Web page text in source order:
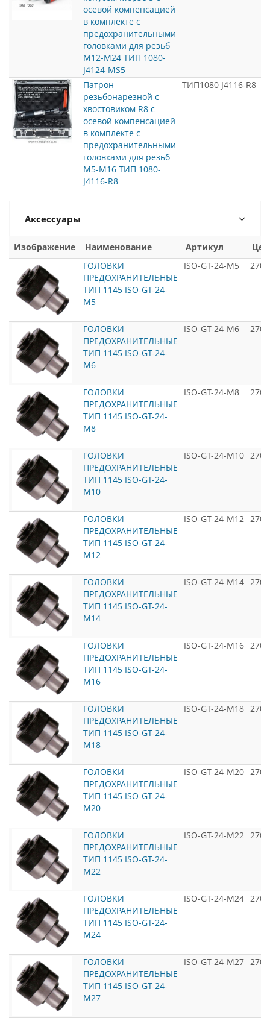
осевой компенсацией
в комплекте с
предохранительными
головками для резьб
М12-М24 ТИП 1080-
J4124-MS5
Патрон
резьбонарезной с
хвостовиком R8 с
осевой компенсацией
в комплекте с
предохранительными
головками для резьб
М5-М16 ТИП 1080-
J4116-R8
ТИП1080 J4116-R8
Аксессуары
Изображение Наименование Артикул
ГОЛОВКИ
ПРЕДОХРАНИТЕЛЬНЫЕ
ТИП 1145 ISO-GT-24-
M5
ISO-GT-24-M5 2700
ГОЛОВКИ
ПРЕДОХРАНИТЕЛЬНЫЕ
ТИП 1145 ISO-GT-24-
M6
ISO-GT-24-M6 2700
ГОЛОВКИ
ПРЕДОХРАНИТЕЛЬНЫЕ
ТИП 1145 ISO-GT-24-
M8
ISO-GT-24-M8 2700
ГОЛОВКИ
ПРЕДОХРАНИТЕЛЬНЫЕ
ТИП 1145 ISO-GT-24-
M10
ISO-GT-24-M10 2700
ГОЛОВКИ
ПРЕДОХРАНИТЕЛЬНЫЕ
ТИП 1145 ISO-GT-24-
M12
ISO-GT-24-M12 2700
ГОЛОВКИ
ПРЕДОХРАНИТЕЛЬНЫЕ
ТИП 1145 ISO-GT-24-
M14
ISO-GT-24-M14 2700
ГОЛОВКИ
ПРЕДОХРАНИТЕЛЬНЫЕ
ТИП 1145 ISO-GT-24-
M16
ISO-GT-24-M16 2700
ГОЛОВКИ
ПРЕДОХРАНИТЕЛЬНЫЕ
ТИП 1145 ISO-GT-24-
M18
ISO-GT-24-M18 2700
ГОЛОВКИ
ПРЕДОХРАНИТЕЛЬНЫЕ
ТИП 1145 ISO-GT-24-
M20
ISO-GT-24-M20 2700
ГОЛОВКИ
ПРЕДОХРАНИТЕЛЬНЫЕ
ТИП 1145 ISO-GT-24-
M22
ISO-GT-24-M22 2700
ГОЛОВКИ
ПРЕДОХРАНИТЕЛЬНЫЕ
ТИП 1145 ISO-GT-24-
M24
ISO-GT-24-M24 2700
ГОЛОВКИ
ПРЕДОХРАНИТЕЛЬНЫЕ
ТИП 1145 ISO-GT-24-
M27
ISO-GT-24-M27 2700